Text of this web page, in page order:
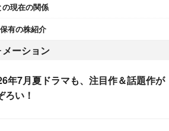
現在の関係
有の株紹介
ーション
年7月夏ドラマも、注目作＆話題作が
ろい！